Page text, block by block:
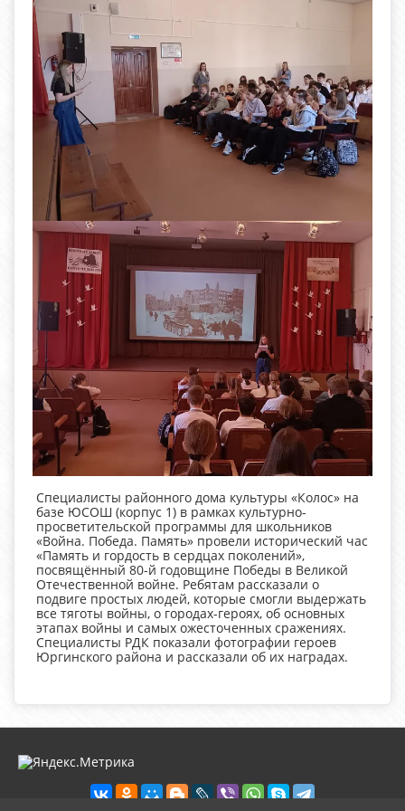
Специалисты районного дома культуры «Колос» на
базе ЮСОШ (корпус 1) в рамках культурно-
просветительской программы для школьников
«Война. Победа. Память» провели исторический час
«Память и гордость в сердцах поколений»,
посвящённый 80-й годовщине Победы в Великой
Отечественной войне. Ребятам рассказали о
подвиге простых людей, которые смогли выдержать
все тяготы войны, о городах-героях, об основных
этапах войны и самых ожесточенных сражениях.
Специалисты РДК показали фотографии героев
Юргинского района и рассказали об их наградах.